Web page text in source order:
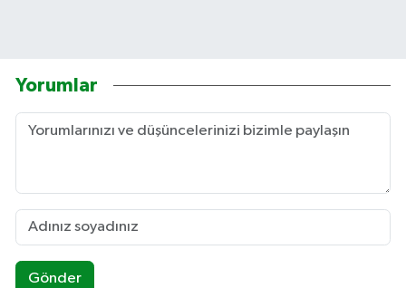
Yorumlar
Gönder